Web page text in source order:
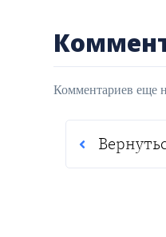
Комментариев еще